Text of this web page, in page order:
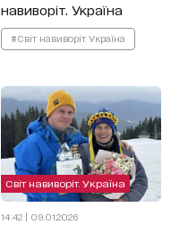
навиворіт. Україна
#Світ навиворіт. Україна
Світ навиворіт. Україна
14:42 | 09.01.2026